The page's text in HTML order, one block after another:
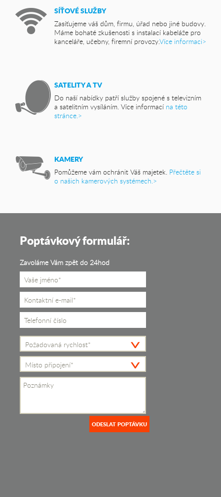
SÍŤOVÉ SLUŽBY
Zasíťujeme váš dům, firmu, úřad nebo jiné budovy.
Máme bohaté zkušenosti s instalací kabeláže pro
kanceláře, učebny, firemní provozy.Více informaci>
SATELITY A TV
Do naší nabídky patří služby spojené s televizním
a satelitním vysíláním. Více informací na této
stránce.>
KAMERY
Pomůžeme vám ochránit Váš majetek. Přečtěte si
o našich kamerových systémech.>
Poptávkový formulář:
Zavoláme Vám zpět do 24hod
Požadovaná rychlost*
Místo připojení*